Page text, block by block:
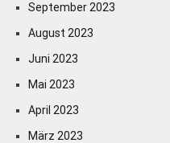
September 2023
August 2023
Juni 2023
Mai 2023
April 2023
März 2023